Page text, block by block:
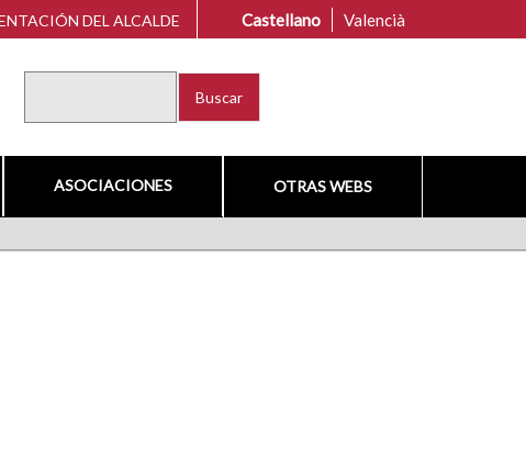
DEL ALCALDE Castellano Valencià
ASOCIACIONES OTRAS WEBS